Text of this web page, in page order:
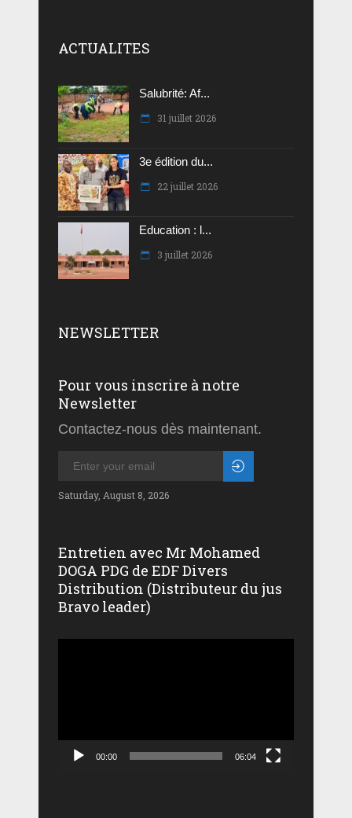
ACTUALITES
Salubrité: Af...
31 juillet 2026
3e édition du...
22 juillet 2026
Education : l...
3 juillet 2026
NEWSLETTER
Pour vous inscrire à notre
Newsletter
Contactez-nous dès maintenant.
Saturday, August 8, 2026
Entretien avec Mr Mohamed
DOGA PDG de EDF Divers
Distribution (Distributeur du jus
Bravo leader)
00:00 06:04